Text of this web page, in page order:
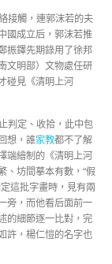
接觸，連郭沫若的夫
國成立后，郭沫若推
振鐸先期錄用了徐邦
文明部）文物處任研
碰見《清明上河
判定、收拾，此中包
想，誰家教都不了解
端繪制的《清明上河
、坊間摹本有數，“假
這批字畫時，見有兩
旁，而他看后面前一
的細節逐一比對，完
許，楊仁愷的名字也